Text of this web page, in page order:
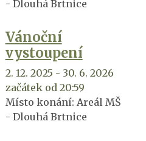
- Dlouhá Brtnice
Vánoční
vystoupení
2. 12. 2025 - 30. 6. 2026
začátek od 20:59
Místo konání: Areál MŠ
- Dlouhá Brtnice